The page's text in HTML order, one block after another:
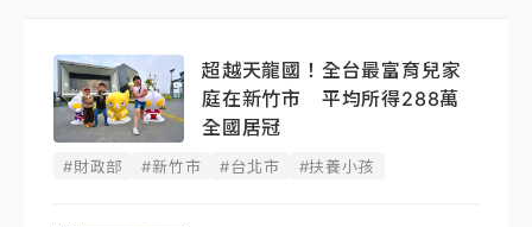
超越天龍國！全台最富育兒家
庭在新竹市 平均所得288萬
全國居冠
#財政部 #新竹市 #台北市 #扶養小孩